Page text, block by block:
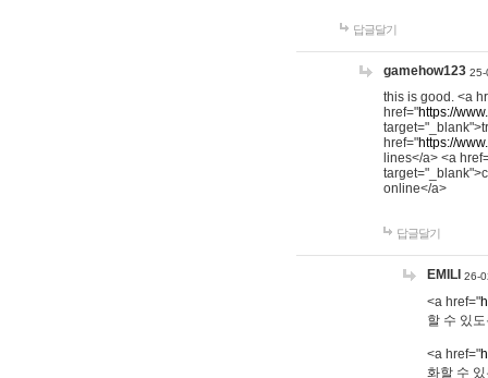
답글달기
gamehow123 25-
this is good. <a
href="https://
href="https://
lines</a> <a
online</a>
답글달기
EMILI 26-
<a href="
할 수 있
<a href="
화할 수